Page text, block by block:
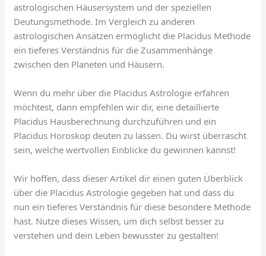
astrologischen Häusersystem und der speziellen
Deutungsmethode. Im Vergleich zu anderen
astrologischen Ansätzen ermöglicht die Placidus Methode
ein tieferes Verständnis für die Zusammenhänge
zwischen den Planeten und Häusern.
Wenn du mehr über die Placidus Astrologie erfahren
möchtest, dann empfehlen wir dir, eine detaillierte
Placidus Hausberechnung durchzuführen und ein
Placidus Horoskop deuten zu lassen. Du wirst überrascht
sein, welche wertvollen Einblicke du gewinnen kannst!
Wir hoffen, dass dieser Artikel dir einen guten Überblick
über die Placidus Astrologie gegeben hat und dass du
nun ein tieferes Verständnis für diese besondere Methode
hast. Nutze dieses Wissen, um dich selbst besser zu
verstehen und dein Leben bewusster zu gestalten!